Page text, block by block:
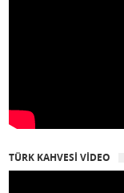
TÜRK KAHVESİ VİDEO